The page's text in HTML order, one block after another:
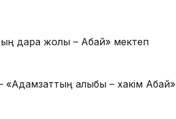
дара жолы – Абай» мектеп
«Адамзаттың алыбы – хакім Абай»